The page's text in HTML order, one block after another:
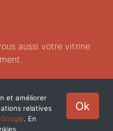
aussi votre vitrine
réservés. Ok
et améliorer
relatives
. En